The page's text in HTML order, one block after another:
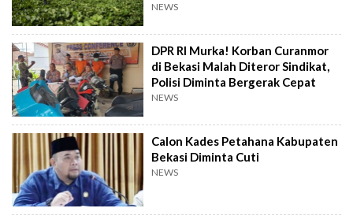
NEWS
DPR RI Murka! Korban Curanmor
di Bekasi Malah Diteror Sindikat,
Polisi Diminta Bergerak Cepat
NEWS
Calon Kades Petahana Kabupaten
Bekasi Diminta Cuti
NEWS